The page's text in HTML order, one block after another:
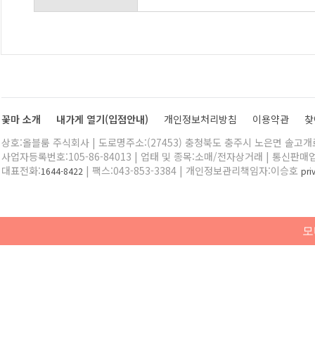
꽃마 소개 내가게 열기(입점안내) 개인정보처리방침 이용약관
상호:올블룸 주식회사 | 도로명주소:(27453) 충청북도 충주시 노은면 솔고
사업자등록번호:105-86-84013 | 업태 및 종목:소매/전자상거래 | 통신판매
대표전화:1644-8422 | 팩스:043-853-3384 | 개인정보관리책임자:이승호